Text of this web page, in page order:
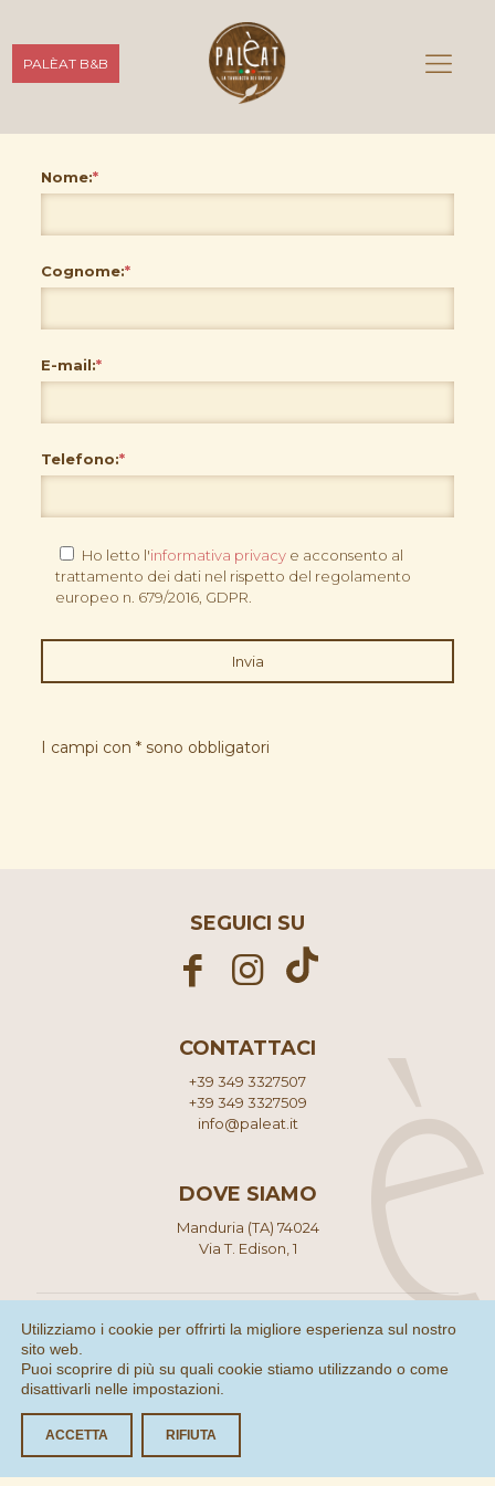
PALÈAT B&B
Nome:*
Cognome:*
E-mail:*
Telefono:*
Ho letto l'informativa privacye acconsento al
trattamento dei dati nel rispetto del regolamento
europeo n. 679/2016, GDPR.
I campi con * sono obbligatori
SEGUICI SU
CONTATTACI
+39 349 3327507
+39 349 3327509
info@paleat.it
DOVE SIAMO
Manduria (TA) 74024
Via T. Edison, 1
© 2021 Palèat di Lenti Giorgia - Tutti i diritti riservati | P.IVA
03182220735
Privacy Policy
Made with ❤ by
Utilizziamo i cookie per offrirti la migliore esperienza sul nostro
sito web.
Puoi scoprire di più su quali cookie stiamo utilizzando o come
disattivarli nelle impostazioni
ACCETTA RIFIUTA